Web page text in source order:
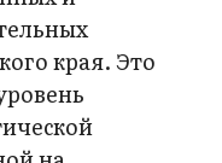
края. Это